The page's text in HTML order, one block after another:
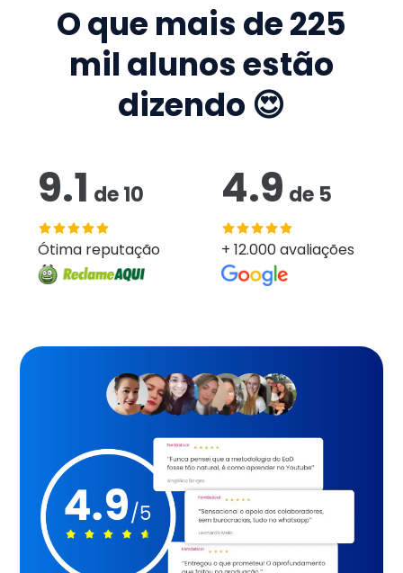
O que mais de225
mil alunos estão
dizendo 😍
9.1 de10
Ótima reputação
4.9 de 5
+ 12.000 avaliações